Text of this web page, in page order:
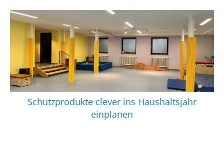
Schutzprodukte clever ins Haushaltsjahr
einplanen